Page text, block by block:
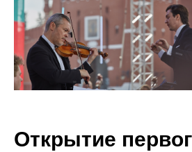
Открытие